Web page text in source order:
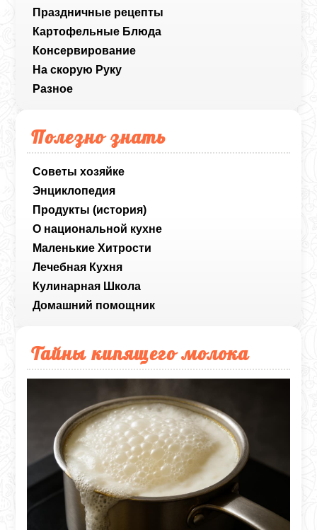
Праздничные рецепты
Картофельные Блюда
Консервирование
На скорую Руку
Разное
Полезно знать
Советы хозяйке
Энциклопедия
Продукты (история)
О национальной кухне
Маленькие Хитрости
Лечебная Кухня
Кулинарная Школа
Домашний помощник
Тайны кипящего молока